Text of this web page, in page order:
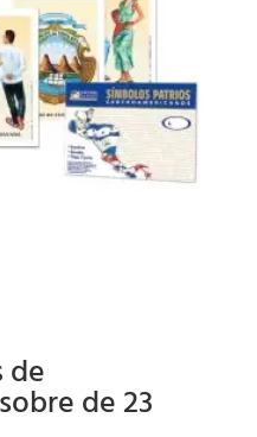
de 23